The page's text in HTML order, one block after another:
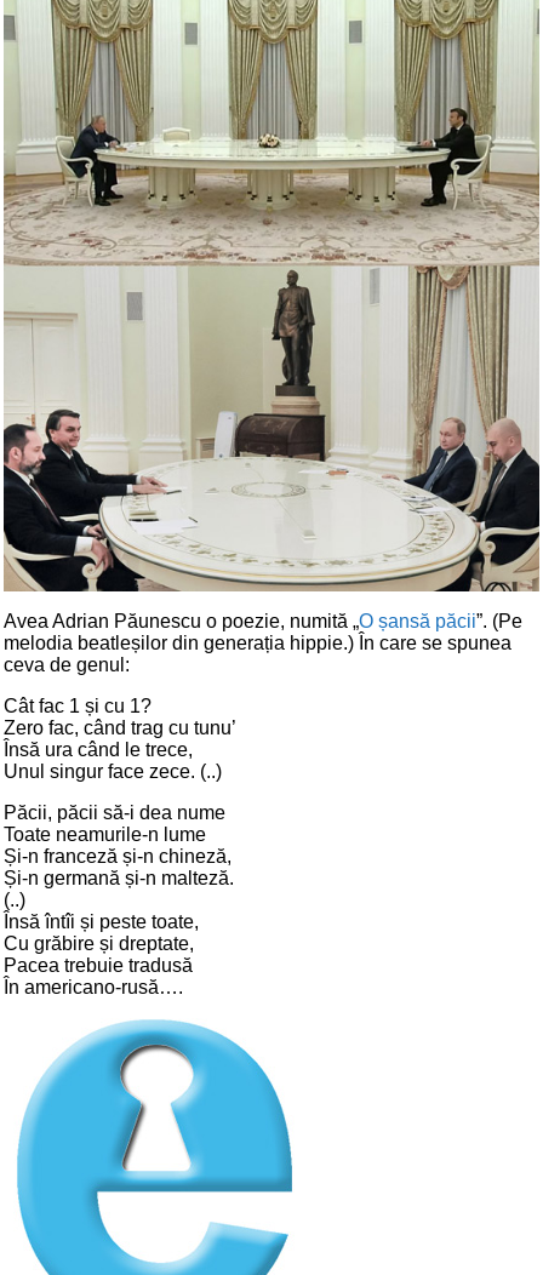
Avea Adrian Păunescu o poezie, numită „O șansă păcii”. (Pe
melodia beatleșilor din generația hippie.) În care se spunea
ceva de genul:
Cât fac 1 și cu 1?
Zero fac, când trag cu tunu’
Însă ura când le trece,
Unul singur face zece. (..)
Păcii, păcii să-i dea nume
Toate neamurile-n lume
Și-n franceză și-n chineză,
Și-n germană și-n malteză.
(..)
Însă întîi și peste toate,
Cu grăbire și dreptate,
Pacea trebuie tradusă
În americano-rusă….